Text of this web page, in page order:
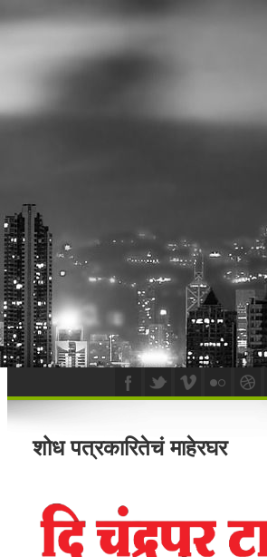
शोध पत्रकारितेचं माहेरघर